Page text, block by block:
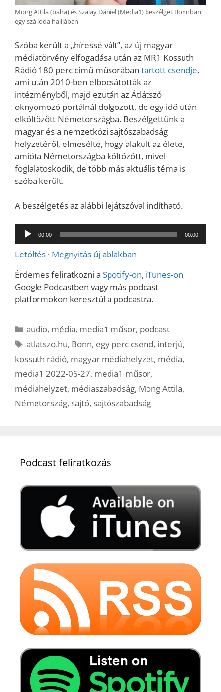
Mong Attila (balra) és Szalay Dániel (Media1) beszélget Bonnban
egy szálloda halljában
Szóba került a „híressé vált”, az új magyar
médiatörvény elfogadása után az MR1 Kossuth
Rádió 180 perc című műsorában tartott csendje,
ami után 2010-ben elbocsátották az
intézményből, majd ezután az Átlátszó
oknyomozó portálnál dolgozott, de egy idő után
elköltözött Németországba. Beszélgettünk a
magyar és a nemzetközi sajtószabadság
helyzetéről, elmesélte, hogy alakult az élete,
amióta Németországba költözött, mivel
foglalatoskodik, de több más aktuális téma is
szóba került.
A beszélgetés az alábbi lejátszóval indítható.
Audió
lejátszó
00:00 00:00
Letöltés · Megnyitás új ablakban
Érdemes feliratkozni a Spotify-on, iTunes-on,
Google Podcastben vagy más podcast
platformokon keresztül a podcastra.
Kategória
audio, média, media1 műsor, podcast
Címkék
atlatszo.hu, Bonn, egy perc csend, interjú,
kossuth rádió, magyar médiahelyzet, média,
media1 2022-06-27, media1 műsor,
médiahelyzet, médiaszabadság, Mong Attila,
Németország, sajtó, sajtószabadság
Podcast feliratkozás